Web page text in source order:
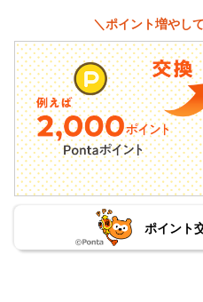
＼ポイント増やし
ポイント